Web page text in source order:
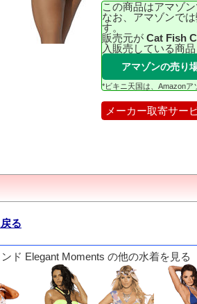
この商品はアマゾ
なお、アマゾンで
す。
販売元が Cat Fish
入販売している商
アマゾンの売り
*ビキニ天国は、Amazon
メーカー取寄サー
る
ド Elegant Moments の他の水着を見る